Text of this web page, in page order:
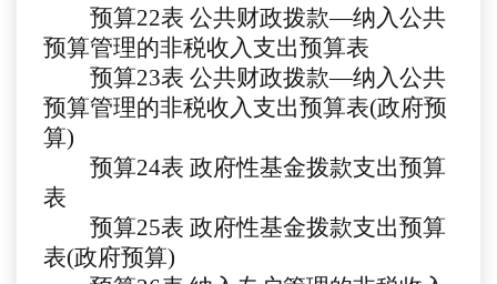
预算22表 公共财政拨款—纳入公共
预算管理的非税收入支出预算表
预算23表 公共财政拨款—纳入公共
预算管理的非税收入支出预算表(政府预
算)
预算24表 政府性基金拨款支出预算
表
预算25表 政府性基金拨款支出预算
表(政府预算)